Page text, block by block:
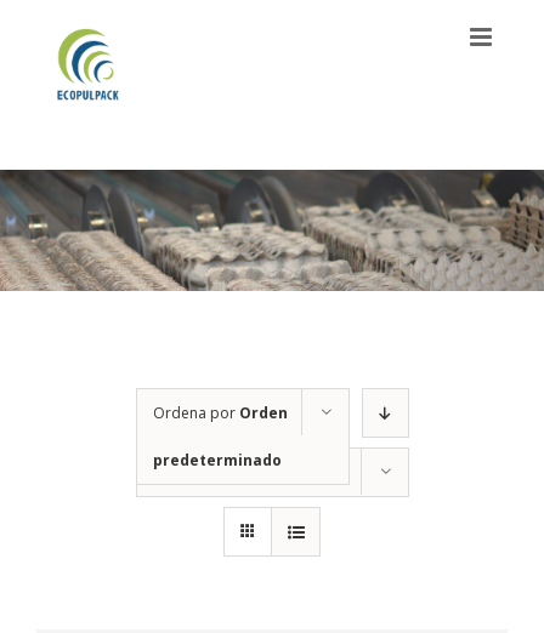
contenido
Ordena por Orden
predeterminado
Mostrar12 productos